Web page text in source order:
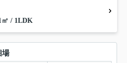
㎡ / 1LDK
場